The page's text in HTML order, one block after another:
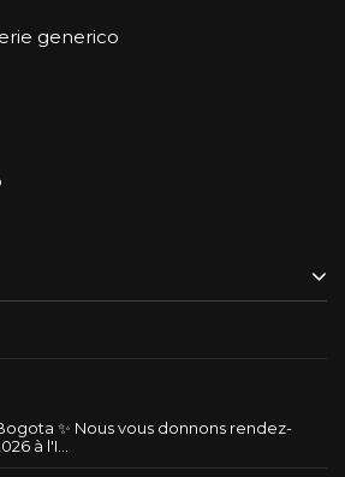
generico
✨ Nous vous donnons rendez-
à l'I...